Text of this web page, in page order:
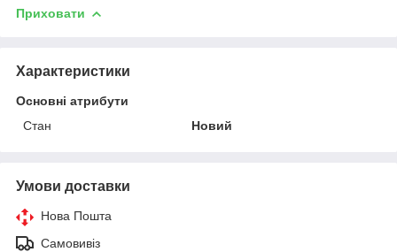
Приховати
Характеристики
Основні атрибути
Стан
Новий
Умови доставки
Нова Пошта
Самовивіз